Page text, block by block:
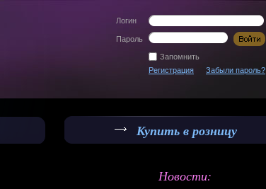
Логин
Пароль
Запомнить
Регистрация
Забыли пароль?
Купить в розницу
Новости: